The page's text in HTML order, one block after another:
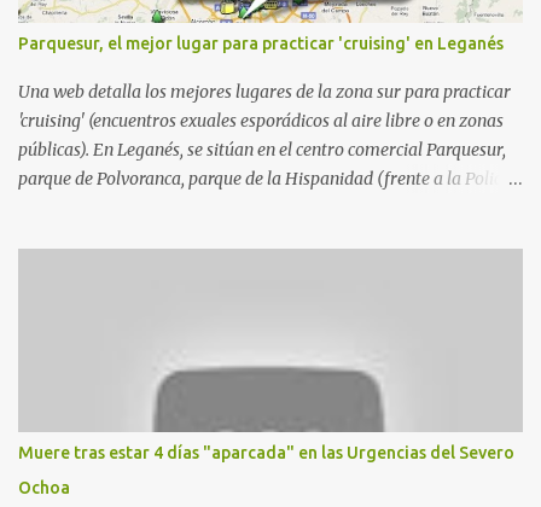
Parquesur, el mejor lugar para practicar 'cruising' en Leganés
Una web detalla los mejores lugares de la zona sur para practicar
'cruising' (encuentros exuales esporádicos al aire libre o en zonas
públicas). En Leganés, se sitúan en el centro comercial Parquesur,
parque de Polvoranca, parque de la Hispanidad (frente a la Policía
estadio municipal de Butarque) y caminos entre el estadio y Plaza
Nueva. Otro lugar: Escombrera de Polvoranca, entre Leganés y
Móstoles También en el parque de la Hispanidad, situado frente a
la Policía Local de Leganés de la calle Chile, 1, y junto al
cementerio de Butarque". Más información
Muere tras estar 4 días "aparcada" en las Urgencias del Severo
Ochoa